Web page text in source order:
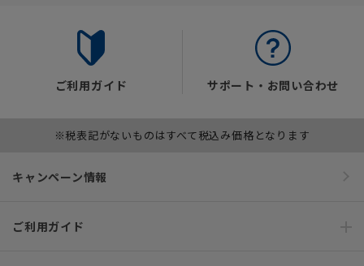
ご利用ガイド サポート・お問い合わせ
※税表記がないものはすべて税込み価格となります
キャンペーン情報
ご利用ガイド